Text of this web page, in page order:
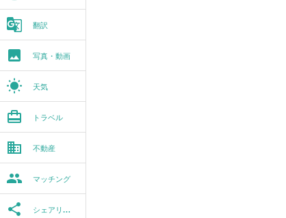
g_translate 翻訳
photo 写真・動画
wb_sunny 天気
card_travel トラベル
business 不動産
group マッチング
share シェアリング